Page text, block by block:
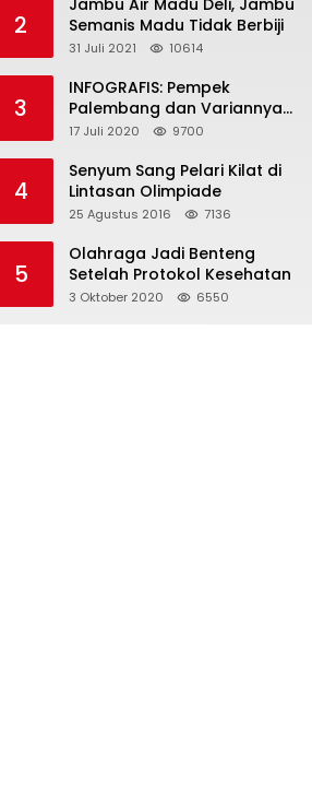
2
Jambu Air Madu Deli, Jambu
Semanis Madu Tidak Berbiji
31 Juli 2021 10614
3
INFOGRAFIS: Pempek
Palembang dan Variannya
yang Melegenda
17 Juli 2020 9700
4
Senyum Sang Pelari Kilat di
Lintasan Olimpiade
25 Agustus 2016 7136
5
Olahraga Jadi Benteng
Setelah Protokol Kesehatan
3 Oktober 2020 6550